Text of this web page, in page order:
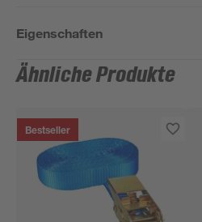
Eigenschaften
Ähnliche Produkte
Bestseller